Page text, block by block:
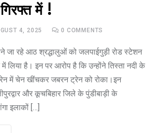
में !
4, 2025 0 COMMENTS
जा रहे आठ श्रद्धालुओं को जलपाईगुड़ी रोड स्टेशन
लिया है। इन पर आरोप है कि उन्होंने तिस्ता नदी के
में चेन खींचकर जबरन ट्रेन को रोका।इन
और कूचबिहार जिले के पुंडीबाड़ी के
इलाकों […]